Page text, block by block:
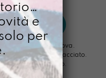
laboratorio di Padova.
pacco sempre tracciato.
ai 100 euro.
e
per